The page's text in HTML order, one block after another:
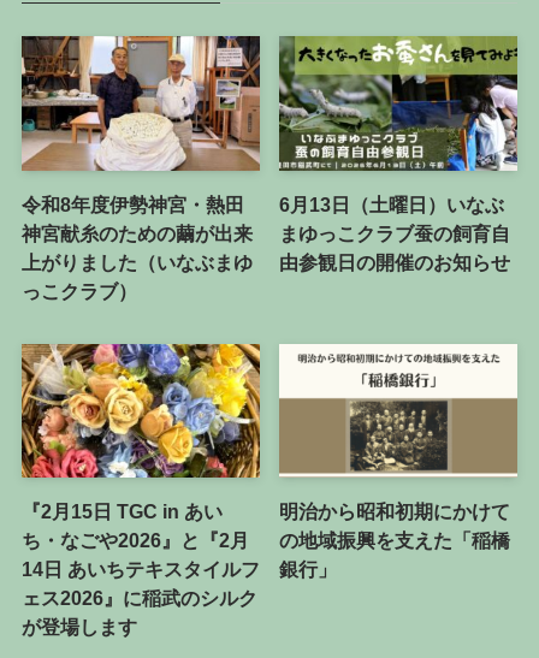
令和8年度伊勢神宮・熱田
神宮献糸のための繭が出来
上がりました（いなぶまゆ
っこクラブ）
6月13日（土曜日）いなぶ
まゆっこクラブ蚕の飼育自
由参観日の開催のお知らせ
『2月15日 TGC in あい
ち・なごや2026』と『2月
14日 あいちテキスタイルフ
ェス2026』に稲武のシルク
が登場します
明治から昭和初期にかけて
の地域振興を支えた「稲橋
銀行」